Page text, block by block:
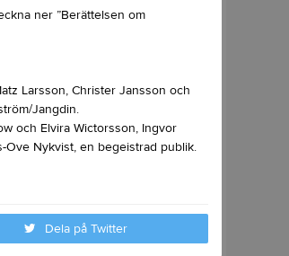
ner ”Berättelsen om
Larsson, Christer Jansson och
Jangdin.
och Elvira Wictorsson, Ingvor
Ove Nykvist, en begeistrad publik.
Dela på Twitter